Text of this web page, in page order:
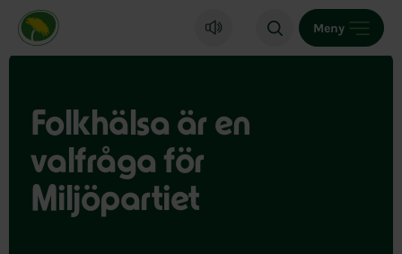
Miljöpartiet de gröna, startsida
Meny
Folkhälsa är en
valfråga för
Miljöpartiet